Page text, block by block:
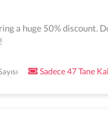
a huge 50% discount.
Sadece 47 Tane